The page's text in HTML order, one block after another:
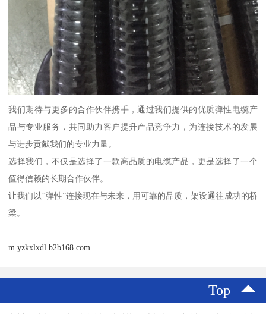
我们期待与更多的合作伙伴携手，通过我们提供的优质弹性电缆产
品与专业服务，共同助力客户提升产品竞争力，为连接技术的发展
与进步贡献我们的专业力量。
选择我们，不仅是选择了一款高品质的电缆产品，更是选择了一个
值得信赖的长期合作伙伴。
让我们以“弹性”连接现在与未来，用可靠的品质，架设通往成功的桥
梁。
m.yzkxlxdl.b2b168.com
Top